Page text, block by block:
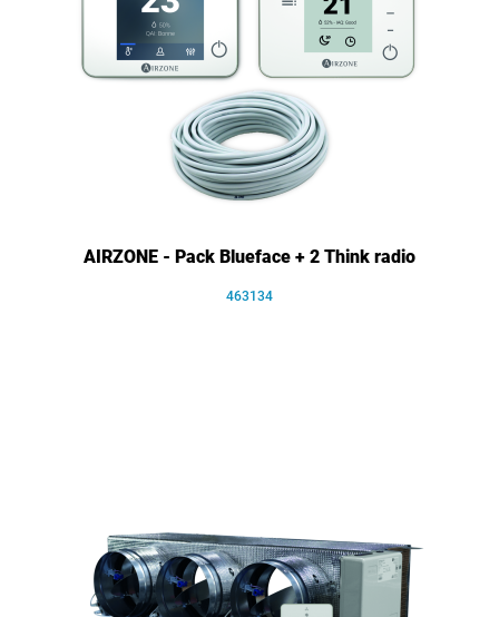
AIRZONE - Pack Blueface + 2 Think radio
463134